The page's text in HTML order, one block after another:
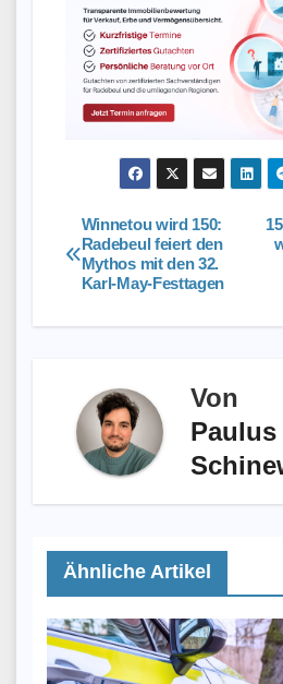
Winnetou wird 150:
Radebeul feiert den
Mythos mit den 32.
Karl-May-Festtagen
Von
Paulus
Ähnliche Artikel